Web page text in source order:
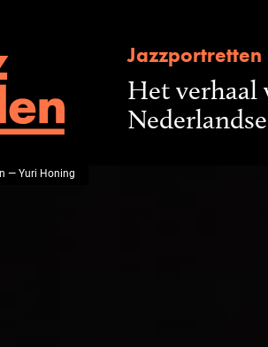
Jazzportretten
Het verhaal
— Yuri Honing